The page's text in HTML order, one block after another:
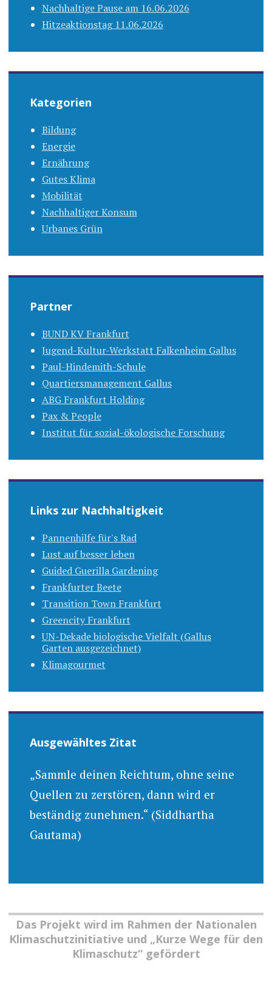
Nachhaltige Pause am 16.06.2026
Hitzeaktionstag 11.06.2026
Kategorien
Bildung
Energie
Ernährung
Gutes Klima
Mobilität
Nachhaltiger Konsum
Urbanes Grün
Partner
BUND KV Frankfurt
Jugend-Kultur-Werkstatt Falkenheim Gallus
Paul-Hindemith-Schule
Quartiersmanagement Gallus
ABG Frankfurt Holding
Pax & People
Institut für sozial-ökologische Forschung
Links zur Nachhaltigkeit
Pannenhilfe für's Rad
Lust auf besser leben
Guided Guerilla Gardening
Frankfurter Beete
Transition Town Frankfurt
Greencity Frankfurt
UN-Dekade biologische Vielfalt (Gallus
Garten ausgezeichnet)
Klimagourmet
Ausgewähltes Zitat
„Sammle deinen Reichtum, ohne seine
Quellen zu zerstören, dann wird er
beständig zunehmen.“ (Siddhartha
Gautama)
Das Projekt wird im Rahmen der Nationalen
Klimaschutzinitiative und „Kurze Wege für den
Klimaschutz“ gefördert